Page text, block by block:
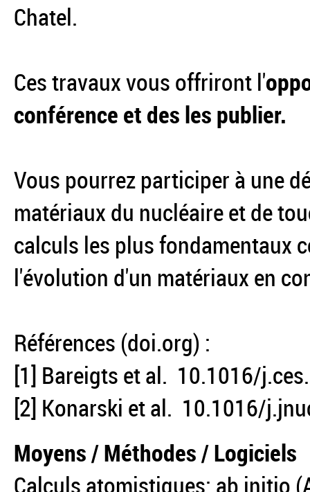
Chatel.
Ces travaux vous offriront l'
conférence et des les publier.
Vous pourrez participer à une
matériaux du nucléaire et de
calculs les plus fondamentaux
l'évolution d'un matériaux en
Références (doi.org) :
[1] Bareigts et al. 10.1016/
[2] Konarski et al. 10.1016/
Moyens / Méthodes / Logiciels
Calculs atomistiques: ab initio